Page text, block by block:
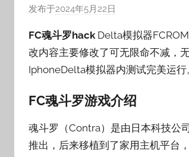
发布于2024年5月22日
:
老
壳
FC魂斗罗hack Delta模拟器
改内容主要修改了可无限命不减，
IphoneDelta模拟器内测试完美运行
FC魂斗罗游戏介绍
魂斗罗（Contra）是由日本科技公
推出，后来移植到了家用主机平台